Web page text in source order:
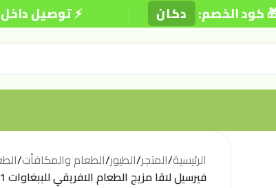
⚡ توصيل داخل الخصم: دكان |
الرئيسية/المتجر/الطيور/الطعام والمكافأت/
فيرسيل لاقا مزيج الطعام الافريقي للببغاوات 1 كيلو